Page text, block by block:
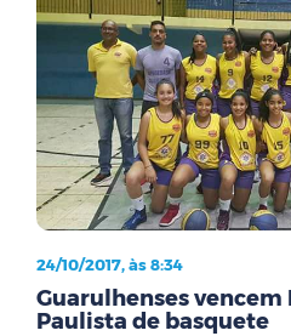
24/10/2017, às 8:34
Guarulhenses vencem
Paulista de basquete